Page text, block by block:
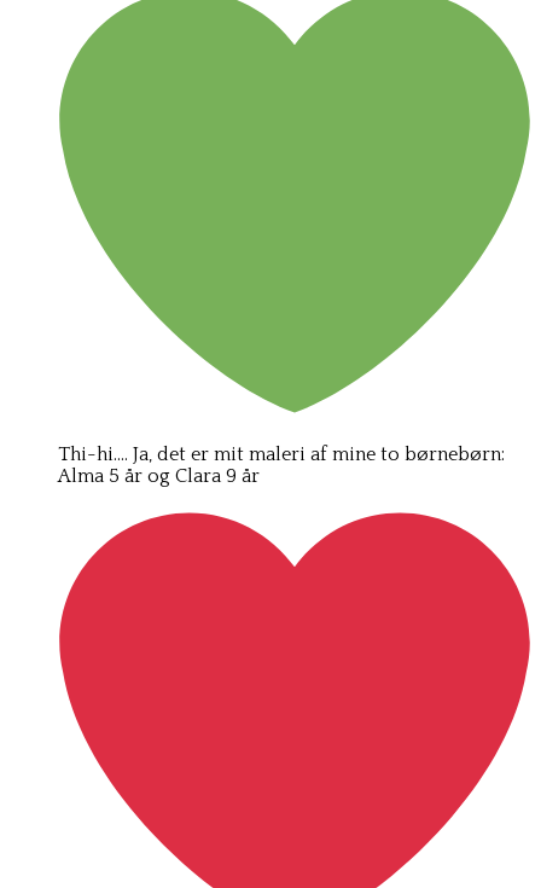
Thi-hi…. Ja, det er mit maleri af mine to børnebørn:
Alma 5 år og Clara 9 år